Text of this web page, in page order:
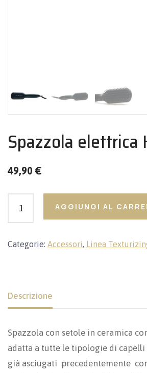
Spazzola elettrica
49,90 €
AGGIUNGI AL
Categorie: Accessori, Linea
Descrizione
Spazzola con setole in ceramica
adatta a tutte le tipologie di capelli
già asciugati precedentemente